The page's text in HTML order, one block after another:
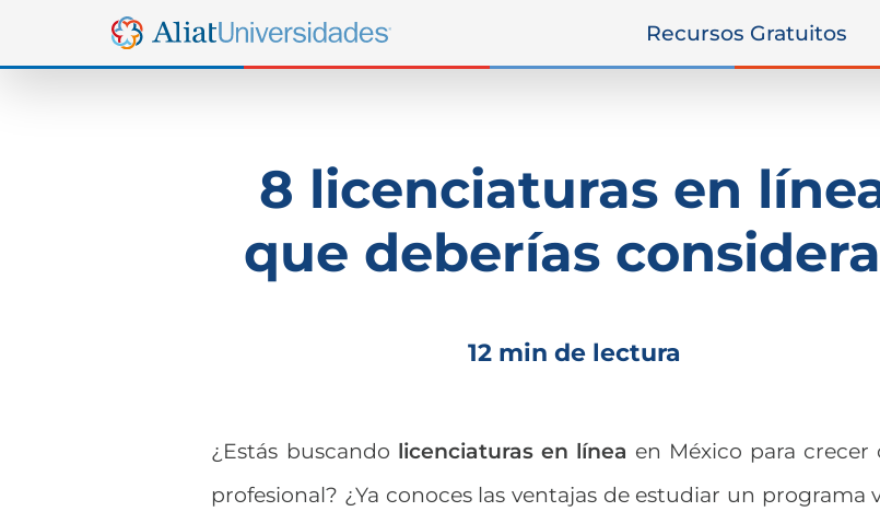
Recursos Gratuitos
8 licenciaturas en
que deberías
12 min de lectura
¿Estás buscando licenciaturas en línea en México para crecer
profesional? ¿Ya conoces las ventajas de estudiar un programa